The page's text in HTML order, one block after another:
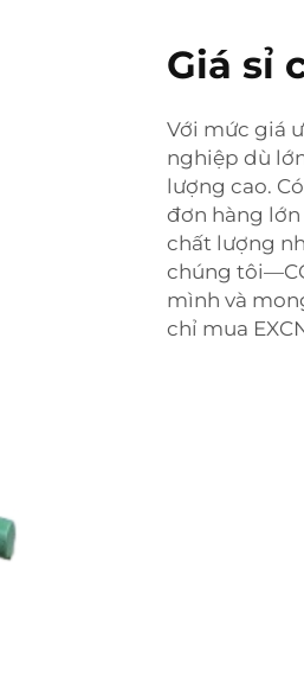
Giá sỉ
Với mức giá
nghiệp dù
lượng cao.
đơn hàng
chất lượng
chúng
mình và
chỉ mua